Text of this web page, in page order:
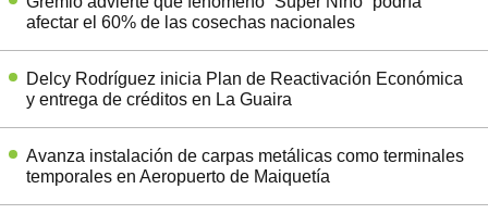
afectar el 60% de las cosechas nacionales
Delcy Rodríguez inicia Plan de Reactivación Económica
y entrega de créditos en La Guaira
Avanza instalación de carpas metálicas como terminales
temporales en Aeropuerto de Maiquetía